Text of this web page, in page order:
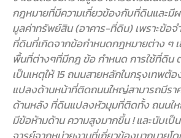
กฎหมายที่มีความเกี่ยวข้องกับที่ดินและมี
มูลค่าทรัพย์สิน (อาคาร-ที่ดิน) เพราะข้อจ
ที่ดินที่เกิดจากข้อกำหนดกฎหมายต่าง ๆ
พื้นที่ต่างๆที่มีกฎ ข้อ กำหนด การใช้ที่ดิน
เป็นเหตุให้ 15 ถนนสายหลักในกรุงเทพต้
แปลงด้านหน้าที่ติดถนนใหญ่สามารถมีรา
ด้านหลัง ที่ดินแปลงหัวมุมที่ติดทั้ง ถนนใ
มีข้อห้ามด้าน ความสูงมากขึ้น ! และนับเ